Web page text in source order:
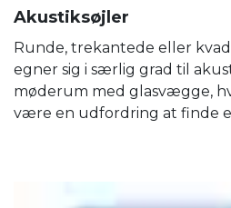
Akustiksøjler
Runde, trekantede eller
egner sig i særlig grad til
møderum med glasvægge,
være en udfordring at finde